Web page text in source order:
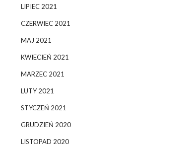
LIPIEC 2021
CZERWIEC 2021
MAJ 2021
KWIECIEŃ 2021
MARZEC 2021
LUTY 2021
STYCZEŃ 2021
GRUDZIEŃ 2020
LISTOPAD 2020